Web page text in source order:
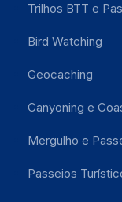
Trilhos BTT e
Bird Watching
Geocaching
Canyoning e
Mergulho e
Passeios